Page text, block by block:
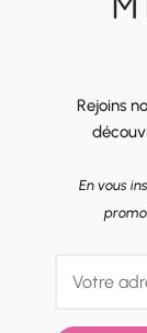
Rejoins
En vous